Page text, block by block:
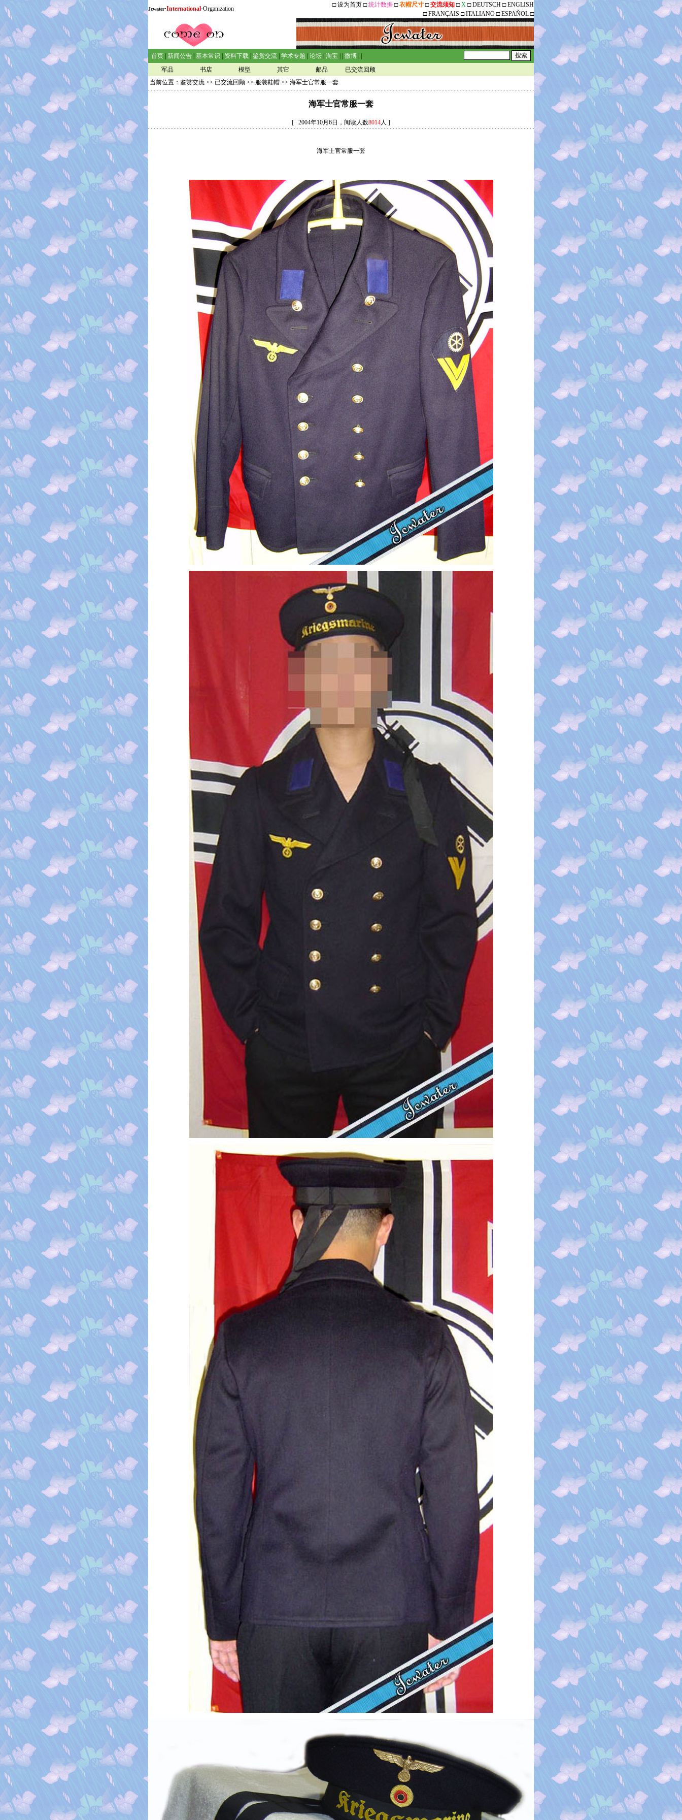
Jcwater·International·Organization
□设为首页 □统计数据 □衣帽尺寸 □交流须知 □X □DEUTSCH □ENGLISH
□FRANÇAIS □ITALIANO □ESPAÑOL □
首页 新闻公告 基本常识 资料下载 鉴赏交流 学术专题 论坛 淘宝 微博
军品
书店 模型 其它 邮品
已交流回顾
当前位置： 鉴赏交流 >> 已交流回顾 >> 服装鞋帽 >> 海军士官常服一套
海军士官常服一套
[ 2004年10月6日，阅读人数8014人 ]
海军士官常服一套